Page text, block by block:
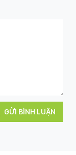
GỬI BÌNH LUẬN